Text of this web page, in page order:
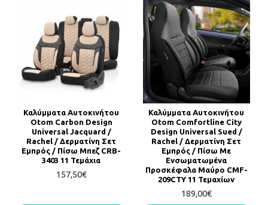
Καλύμματα Αυτοκινήτου
Otom Carbon Design
Universal Jacquard /
Rachel / Δερματίνη Σετ
Εμπρός / Πίσω Μπεζ CRB-
3403 11 Τεμάχια
157,50€
Καλύμματα Αυτοκινήτου
Otom Comfortline City
Design Universal Sued /
Rachel / Δερματίνη Σετ
Εμπρός / Πίσω Με
Ενσωματωμένα
Προσκέφαλα Μαύρο CMF-
209CTY 11 Τεμαχίων
189,00€